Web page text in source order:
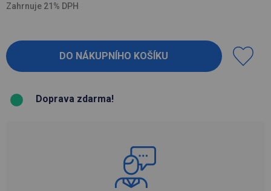
Zahrnuje 21% DPH
Doprava zdarma!